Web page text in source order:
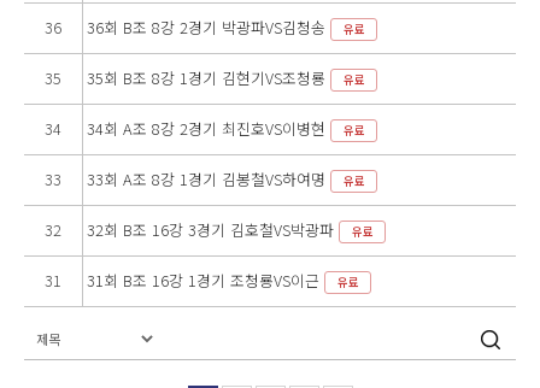
36 36회 B조 8강 2경기 박광파VS김청송 유료
35 35회 B조 8강 1경기 김현기VS조청룡 유료
34 34회 A조 8강 2경기 최진호VS이병현 유료
33 33회 A조 8강 1경기 김봉철VS하여명 유료
32 32회 B조 16강 3경기 김호철VS박광파 유료
31 31회 B조 16강 1경기 조청룡VS이근 유료